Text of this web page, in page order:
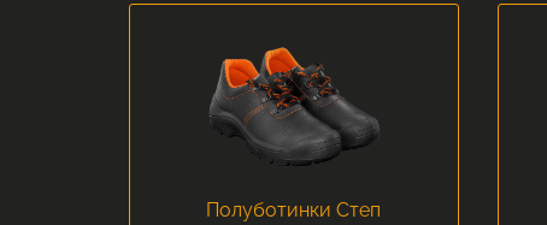
Полуботинки Степ